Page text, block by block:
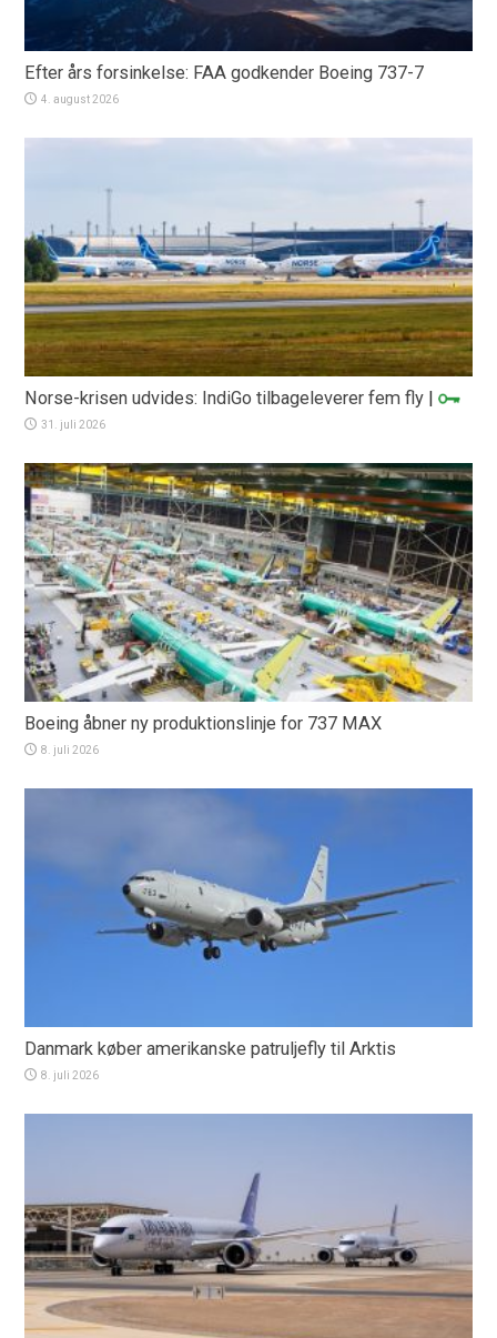
Efter års forsinkelse: FAA godkender Boeing 737-7
4. august 2026
Norse-krisen udvides: IndiGo tilbageleverer fem fly |
31. juli 2026
Boeing åbner ny produktionslinje for 737 MAX
8. juli 2026
Danmark køber amerikanske patruljefly til Arktis
8. juli 2026